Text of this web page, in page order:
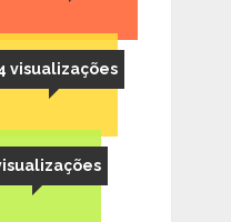
visualizações